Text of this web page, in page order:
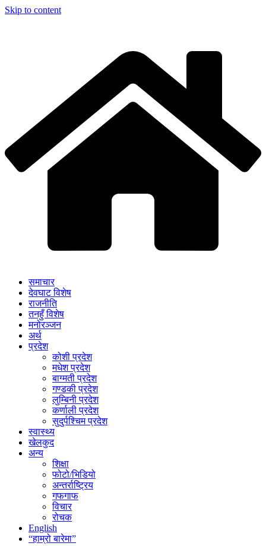
Skip to content
समाचार
देवघाट विशेष
राजनीति
तनहुँ विशेष
मनोरञ्जन
अर्थ
प्रदेश
कोशी प्रदेश
मधेश प्रदेश
बाग्मती प्रदेश
गण्डकी प्रदेश
लुम्बिनी प्रदेश
कर्णाली प्रदेश
सुदुर्पश्चिम प्रदेश
स्वास्थ्य
खेलकुद
अन्य
शिक्षा
फोटो/भिडियो
अन्तर्राष्ट्रिय
गफगाफ
विचार
रोचक
English
“हाम्रो बारेमा”